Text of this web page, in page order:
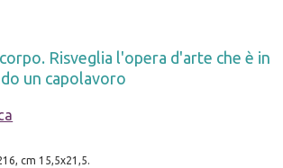
Risveglia l'opera d'arte che è in
un capolavoro
cm 15,5x21,5.